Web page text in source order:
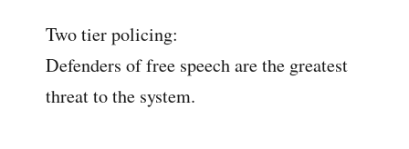
Two tier policing:
Defenders of free speech are the greatest
threat to the system.